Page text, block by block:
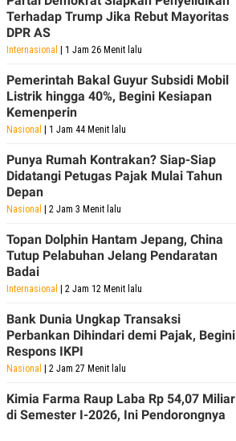
Terhadap Trump Jika Rebut Mayoritas
DPR AS
Internasional | 1 Jam 26 Menit lalu
Pemerintah Bakal Guyur Subsidi Mobil
Listrik hingga 40%, Begini Kesiapan
Kemenperin
Nasional | 1 Jam 44 Menit lalu
Punya Rumah Kontrakan? Siap-Siap
Didatangi Petugas Pajak Mulai Tahun
Depan
Nasional | 2 Jam 3 Menit lalu
Topan Dolphin Hantam Jepang, China
Tutup Pelabuhan Jelang Pendaratan
Badai
Internasional | 2 Jam 12 Menit lalu
Bank Dunia Ungkap Transaksi
Perbankan Dihindari demi Pajak, Begini
Respons IKPI
Nasional | 2 Jam 27 Menit lalu
Kimia Farma Raup Laba Rp 54,07 Miliar
di Semester I-2026, Ini Pendorongnya